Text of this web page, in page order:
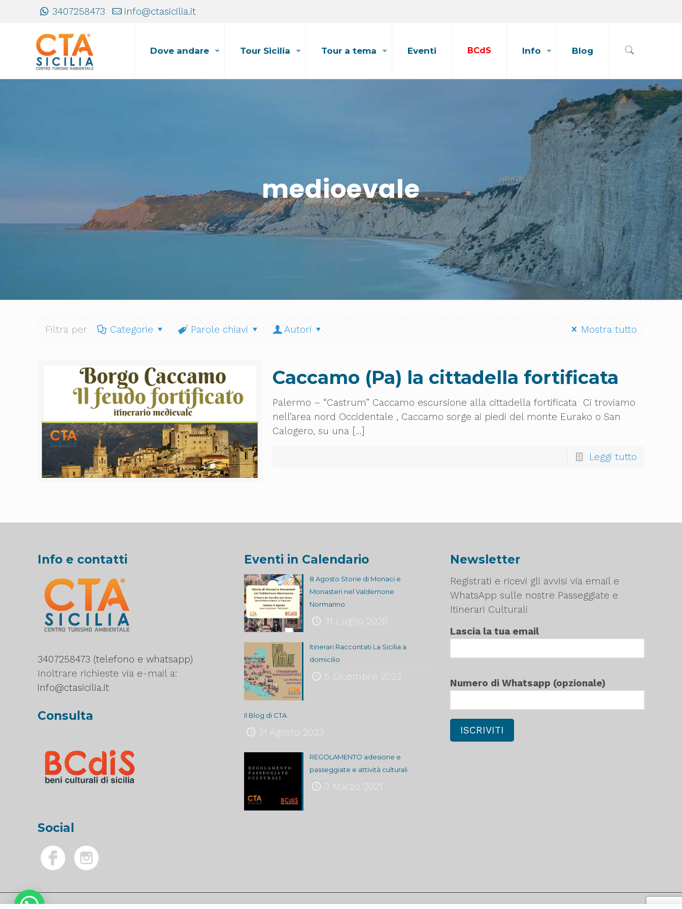
3407258473 info@ctasicilia.it
Dove andare Tour Sicilia Tour a tema Eventi BCdS Info Blog
medioevale
Filtra per Categorie Parole chiavi Autori Mostra tutto
Caccamo (Pa) la cittadella fortificata
Palermo – “Castrum” Caccamo escursione alla cittadella fortificata Ci troviamo
nell’area nord Occidentale , Caccamo sorge ai piedi del monte Eurako o San
Calogero, su una[…]
Leggi tutto
Info e contatti
3407258473 (telefono e whatsapp)
Inoltrare richieste via e-mail a:
info@ctasicilia.it
Consulta
Social
Eventi in Calendario
8 Agosto Storie di Monaci e
Monasteri nel Valdemone
Normanno
31 Luglio 2026
Itinerari Raccontati La Sicilia a
domicilio
5 Dicembre 2023
Il Blog di CTA
31 Agosto 2023
REGOLAMENTO adesione e
passeggiate e attività culturali
3 Marzo 2021
Newsletter
Registrati e ricevi gli avvisi via email e
WhatsApp sulle nostre Passeggiate e
Itinerari Culturali
Lascia la tua email
Numero di Whatsapp (opzionale)